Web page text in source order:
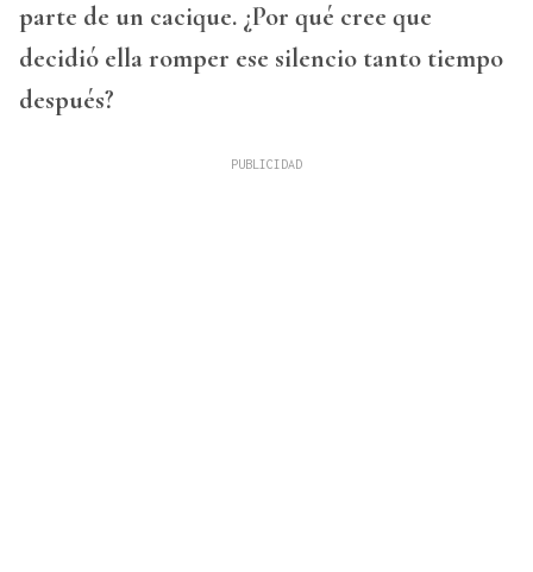
parte de un cacique. ¿Por qué cree que
decidió ella romper ese silencio tanto tiempo
después?